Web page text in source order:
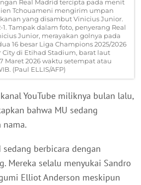
Real Madrid tercipta pada menit
Tchouameni mengirim umpan
yang disambut Vinicius Junior.
Tampak dalam foto, penyerang Real
Junior, merayakan golnya pada
16 besar Liga Champions 2025/2026
City di Etihad Stadium, barat laut
Maret 2026 waktu setempat atau
(Paul ELLIS/AFP)
YouTube miliknya bulan lalu,
bahwa MU sedang
berbicara dengan
Mereka selalu menyukai Sandro
Elliot Anderson meskipun